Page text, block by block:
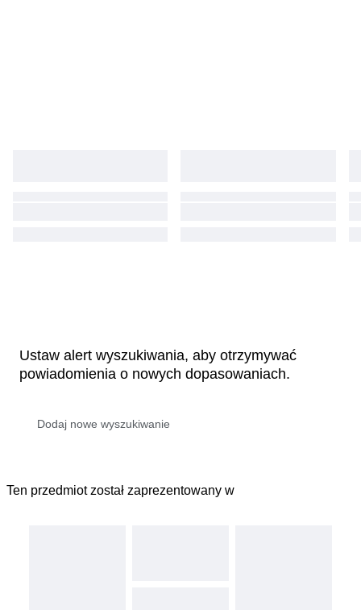
Ustaw alert wyszukiwania, aby otrzymywać
powiadomienia o nowych dopasowaniach.
Ten przedmiot został zaprezentowany w